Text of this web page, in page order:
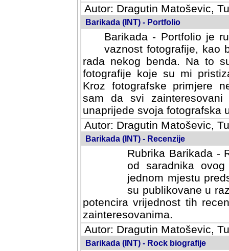
Autor: Dragutin Matoševic,
Barikada (INT) - Portfolio
Barikada - Portfolio je
vaznost fotografije, kao
rada nekog benda. Na to
fotografije koje su mi
fotografske primjere
svi zainteresovani
svoja fotografska umijeca.
Autor: Dragutin Matoševic,
Barikada (INT) - Recenzije
Rubrika Barikada -
od saradnika
jednom mjestu
su publikovane u
potencira vrijednost tih
zainteresovanima.
Autor: Dragutin Matoševic,
Barikada (INT) - Rock biografije